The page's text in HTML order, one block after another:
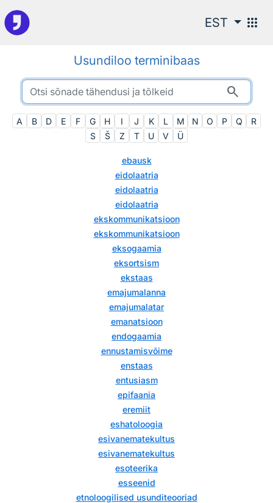
Otsingu juurde
EST apps
Usundiloo terminibaas
search
A B D E F G H I J K L M N O P Q
R
S
Š Z T U V Ü
ebausk
eidolaatria
eidolaatria
eidolaatria
ekskommunikatsioon
ekskommunikatsioon
eksogaamia
eksortsism
ekstaas
emajumalanna
emajumalatar
emanatsioon
endogaamia
ennustamisvõime
enstaas
entusiasm
epifaania
eremiit
eshatoloogia
esivanematekultus
esivanematekultus
esoteerika
esseenid
etnoloogilised usunditeooriad